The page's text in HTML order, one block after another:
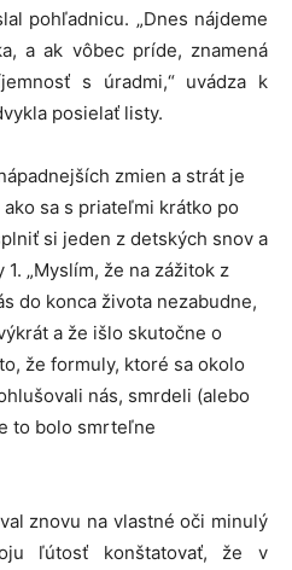
pohľadnicu. „Dnes nájdeme
a ak vôbec príde, znamená
s úradmi,“ uvádza k
posielať listy.
zmien a strát je
sa s priateľmi krátko po
si jeden z detských snov a
„Myslím, že na zážitok z
do konca života nezabudne,
a že išlo skutočne o
že formuly, ktoré sa okolo
nás, smrdeli (alebo
to bolo smrteľne
znovu na vlastné oči minulý
ľútosť konštatovať, že v